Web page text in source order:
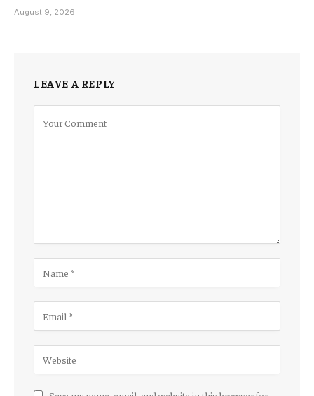
August 9, 2026
LEAVE A REPLY